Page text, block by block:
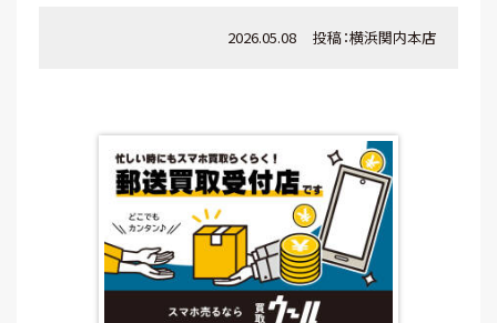
2026.05.08 投稿：横浜関内本店